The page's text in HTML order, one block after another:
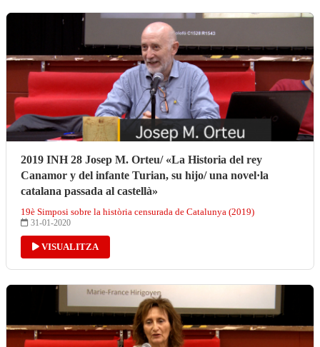
2019 INH 28 Josep M. Orteu/ «La Historia del rey
Canamor y del infante Turian, su hijo/ una novel·la
catalana passada al castellà»
19è Simposi sobre la història censurada de Catalunya (2019)
31-01-2020
VISUALITZA